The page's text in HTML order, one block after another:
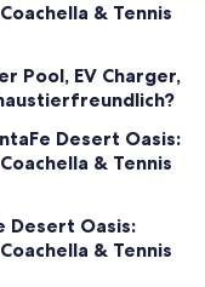
& Tennis
Pool, EV Charger,
Desert Oasis:
& Tennis
Desert Oasis:
& Tennis